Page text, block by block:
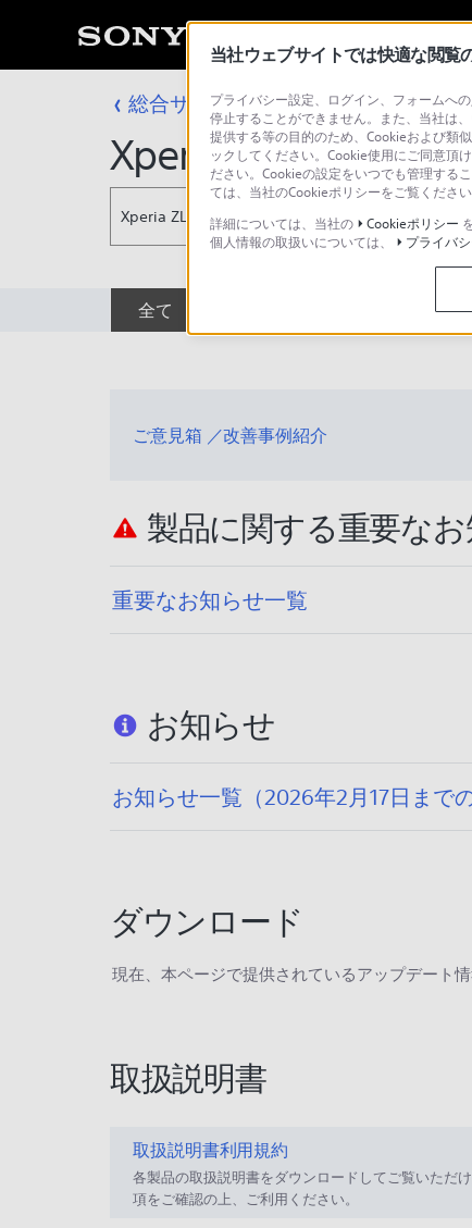
総合サポート・お問い合わせ KDDI
Xperia ZL2 SOL25
Xperia ZL2 SOL25
全て 取扱説明
ご意見箱 ／改善事例紹介
製品に関する重要な
重要なお知らせ一覧
お知らせ
お知らせ一覧（2026年2月17日まで
ダウンロード
現在、本ページで提供されているアップデート情
取扱説明書
取扱説明書利用規約
各製品の取扱説明書をダウンロードしてご覧いただ
項をご確認の上、ご利用ください。
当社ウェブサイトでは快適な閲覧
プライバシー設定、ログイン、フォームへ
停止することができません。また、当社は
提供する等の目的のため、Cookieおよび類
ックしてください。Cookie使用にご同意頂
ださい。Cookieの設定をいつでも管理する
ては、当社のCookieポリシーをご覧くださ
詳細については、当社の
Cookieポリシー
個人情報の取扱いについては、
プライバ